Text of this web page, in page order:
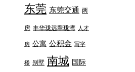
东莞 东莞交通 两
房 丰华珑远翠珑湾 人才
房 公寓 公积金 写字
楼 别墅 南城 国际